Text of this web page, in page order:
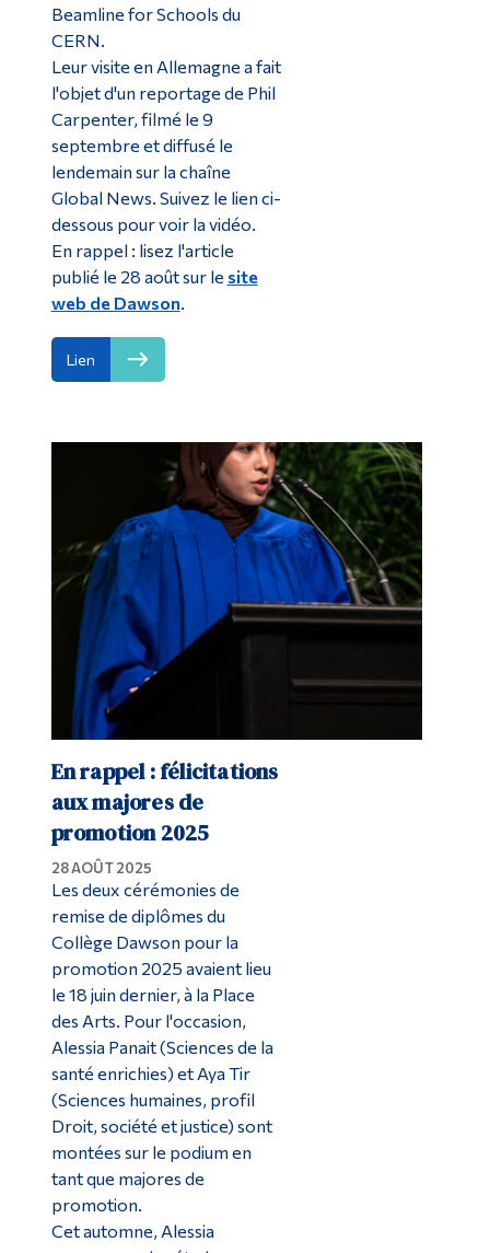
Beamline for Schools du
CERN.
Leur visite en Allemagne a fait
l'objet d'un reportage de Phil
Carpenter, filmé le 9
septembre et diffusé le
lendemain sur la chaîne
Global News. Suivez le lien ci-
dessous pour voir la vidéo.
En rappel : lisez l'article
publié le 28 août sur le site
web de Dawson
Lien
En rappel : félicitations
aux majores de
promotion 2025
28 AOÛT 2025
Les deux cérémonies de
remise de diplômes du
Collège Dawson pour la
promotion 2025 avaient lieu
le 18 juin dernier, à la Place
des Arts. Pour l'occasion,
Alessia Panait (Sciences de la
santé enrichies) et Aya Tir
(Sciences humaines, profil
Droit, société et justice) sont
montées sur le podium en
tant que majores de
promotion.
Cet automne, Alessia